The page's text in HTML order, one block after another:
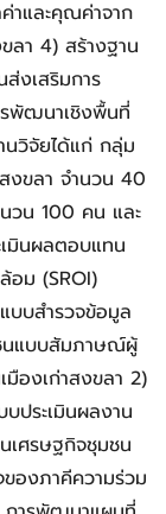
าและคุณค่าจาก
ลา 4) สร้างฐาน
งเสริมการ
พัฒนาเชิงพื้นที่
นวิจัยได้แก่ กลุ่ม
งขลา จำนวน 40
วน 100 คน และ
มินผลตอบแทน
อม (SROI)
บบสำรวจข้อมูล
แบบสัมภาษณ์ผู้
มืองเก่าสงขลา 2)
ประเมินผลงาน
เศรษฐกิจชุมชน
องภาคีความร่วม